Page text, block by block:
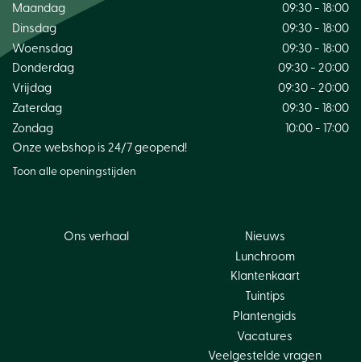
Maandag
09:30 - 18:00
Dinsdag
09:30 - 18:00
Woensdag
09:30 - 18:00
Donderdag
09:30 - 20:00
Vrijdag
09:30 - 20:00
Zaterdag
09:30 - 18:00
Zondag
10:00 - 17:00
Onze webshop is 24/7 geopend!
Toon alle openingstijden
Ons verhaal
Nieuws
Lunchroom
Klantenkaart
Tuintips
Plantengids
Vacatures
Veelgestelde vragen